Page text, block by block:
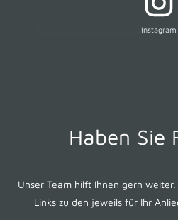
Instagram
Haben Sie
Unser Team hilft Ihnen gern
Links zu den jeweils für Ihr